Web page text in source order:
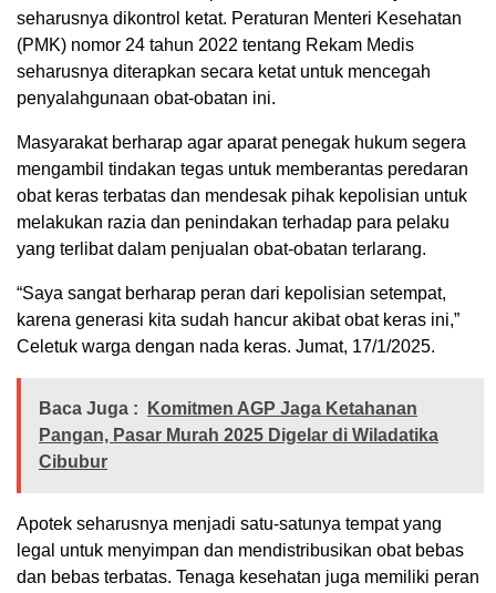
seharusnya dikontrol ketat. Peraturan Menteri Kesehatan
(PMK) nomor 24 tahun 2022 tentang Rekam Medis
seharusnya diterapkan secara ketat untuk mencegah
penyalahgunaan obat-obatan ini.
Masyarakat berharap agar aparat penegak hukum segera
mengambil tindakan tegas untuk memberantas peredaran
obat keras terbatas dan mendesak pihak kepolisian untuk
melakukan razia dan penindakan terhadap para pelaku
yang terlibat dalam penjualan obat-obatan terlarang.
“Saya sangat berharap peran dari kepolisian setempat,
karena generasi kita sudah hancur akibat obat keras ini,”
Celetuk warga dengan nada keras. Jumat, 17/1/2025.
Baca Juga :
Komitmen AGP Jaga Ketahanan
Pangan, Pasar Murah 2025 Digelar di Wiladatika
Cibubur
Apotek seharusnya menjadi satu-satunya tempat yang
legal untuk menyimpan dan mendistribusikan obat bebas
dan bebas terbatas. Tenaga kesehatan juga memiliki peran